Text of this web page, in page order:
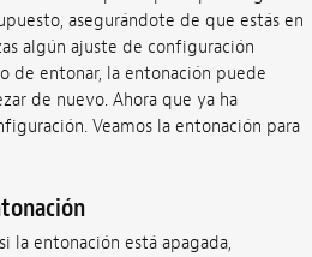
asegurándote de que estás en
algún ajuste de configuración
de entonar, la entonación puede
de nuevo. Ahora que ya ha
Veamos la entonación para
la entonación está apagada,